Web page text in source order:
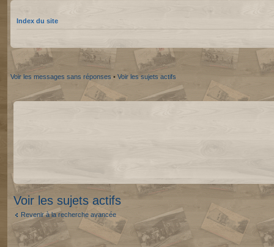
Index du site
Voir les messages sans réponses • Voir les sujets actifs
Voir les sujets actifs
Revenir à la recherche avancée